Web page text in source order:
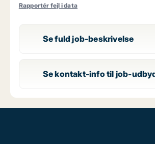
Rapportér fejl i data
Se fuld job-beskrivelse
Se kontakt-info til job-